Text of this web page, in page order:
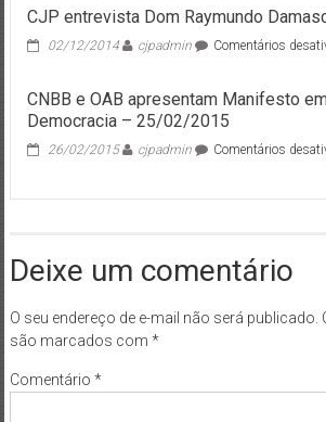
CJP entrevista Dom Raymundo
02/12/2014 cjpadmin Comentários
CNBB e OAB apresentam Manifesto
Democracia – 25/02/2015
26/02/2015 cjpadmin Comentários
Deixe um comentário
O seu endereço de e-mail não será publicado.
são marcados com *
Comentário *